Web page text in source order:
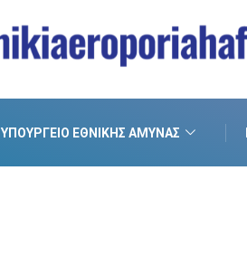
ΥΠΟΥΡΓΕΊΟ ΕΘΝΙΚΉΣ ΆΜΥΝΑΣ